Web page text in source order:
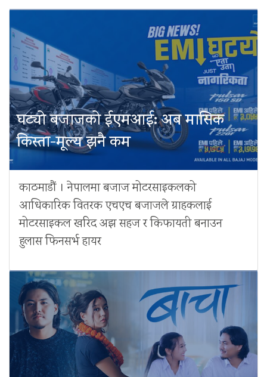
घट्यो बजाजको ईएमआई: अब मासिक
किस्ता-मूल्य झनै कम
काठमाडौं । नेपालमा बजाज मोटरसाइकलको
आधिकारिक वितरक एचएच बजाजले ग्राहकलाई
मोटरसाइकल खरिद अझ सहज र किफायती बनाउन
हुलास फिनसर्भ हायर